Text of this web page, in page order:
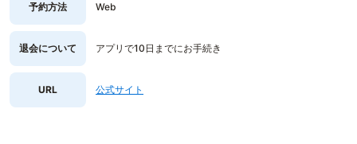
予約方法 Web
退会について アプリで10日までにお手続き
URL 公式サイト